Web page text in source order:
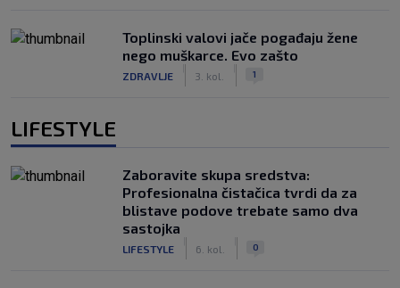
Toplinski valovi jače pogađaju žene
nego muškarce. Evo zašto
ZDRAVLJE 3. kol. 1
LIFESTYLE
Zaboravite skupa sredstva:
Profesionalna čistačica tvrdi da za
blistave podove trebate samo dva
sastojka
LIFESTYLE 6. kol. 0